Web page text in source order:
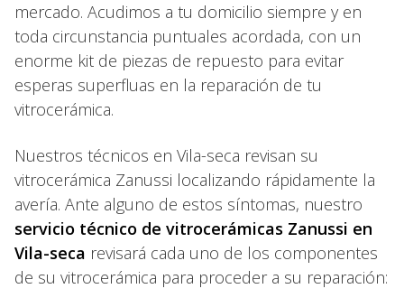
mercado. Acudimos a tu domicilio siempre y en
toda circunstancia puntuales acordada, con un
enorme kit de piezas de repuesto para evitar
esperas superfluas en la reparación de tu
vitrocerámica.
Nuestros técnicos en Vila-seca revisan su
vitrocerámica Zanussi localizando rápidamente la
avería. Ante alguno de estos síntomas, nuestro
servicio técnico de vitrocerámicas Zanussi en
Vila-seca revisará cada uno de los componentes
de su vitrocerámica para proceder a su reparación: